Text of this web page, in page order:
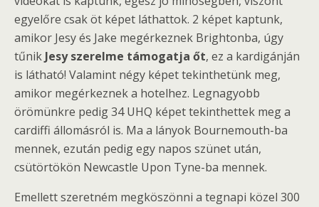
egyelőre csak öt képet láthattok. 2 képet kaptunk,
amikor Jesy és Jake megérkeznek Brightonba, úgy
tűnik Jesy szerelme támogatja őt, ez a kardigánján
is látható! Valamint négy képet tekinthetünk meg,
amikor megérkeznek a hotelhez. Legnagyobb
örömünkre pedig 34 UHQ képet tekinthettek meg a
cardiffi állomásról is. Ma a lányok Bournemouth-ba
mennek, ezután pedig egy napos szünet után,
csütörtökön Newcastle Upon Tyne-ba mennek.
Emellett szeretném megköszönni a tegnapi közel 300